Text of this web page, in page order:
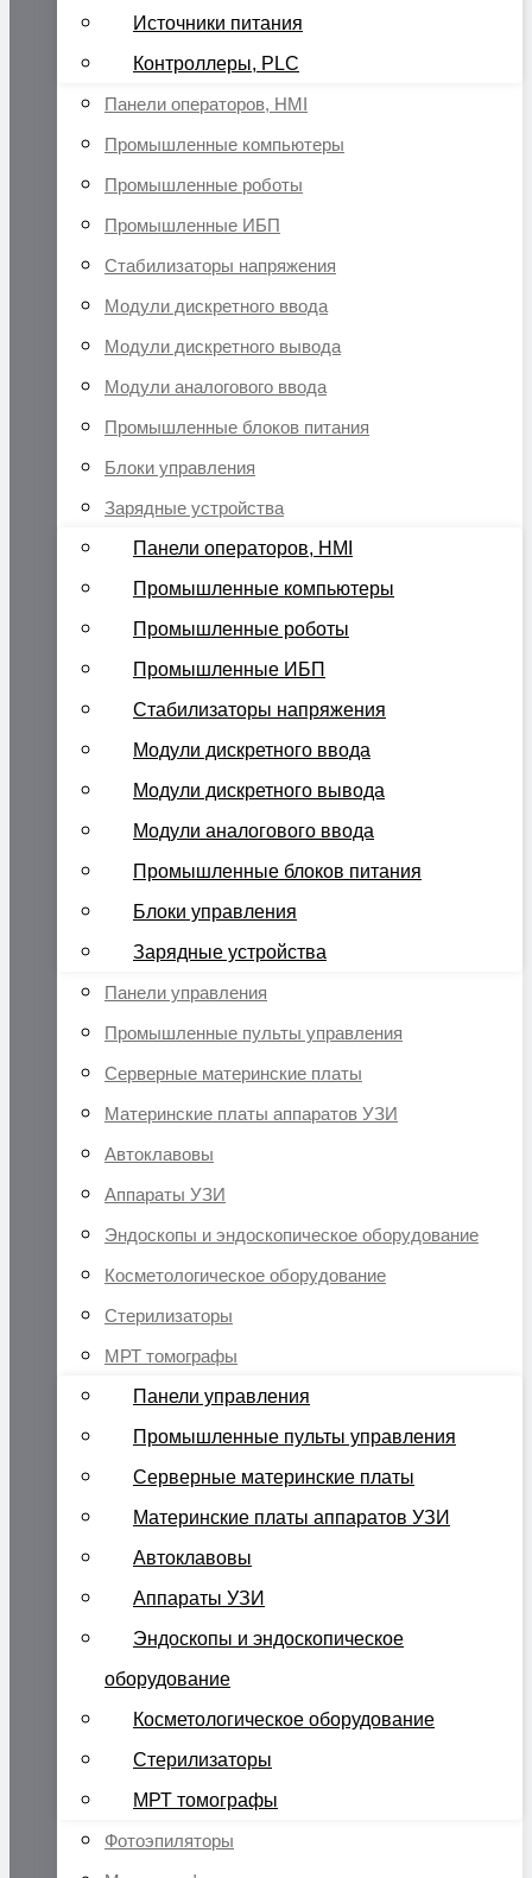
Источники питания
Контроллеры, PLC
Панели операторов, HMI
Промышленные компьютеры
Промышленные роботы
Промышленные ИБП
Стабилизаторы напряжения
Модули дискретного ввода
Модули дискретного вывода
Модули аналогового ввода
Промышленные блоков питания
Блоки управления
Зарядные устройства
Панели операторов, HMI
Промышленные компьютеры
Промышленные роботы
Промышленные ИБП
Стабилизаторы напряжения
Модули дискретного ввода
Модули дискретного вывода
Модули аналогового ввода
Промышленные блоков питания
Блоки управления
Зарядные устройства
Панели управления
Промышленные пульты управления
Серверные материнские платы
Материнские платы аппаратов УЗИ
Автоклавовы
Аппараты УЗИ
Эндоскопы и эндоскопическое оборудование
Косметологическое оборудование
Стерилизаторы
МРТ томографы
Панели управления
Промышленные пульты управления
Серверные материнские платы
Материнские платы аппаратов УЗИ
Автоклавовы
Аппараты УЗИ
Эндоскопы и эндоскопическое
оборудование
Косметологическое оборудование
Стерилизаторы
МРТ томографы
Фотоэпиляторы